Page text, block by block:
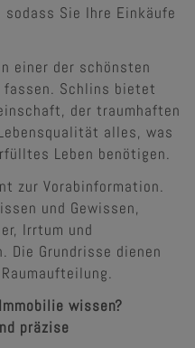
Sie Ihre Einkäufe
einer der schönsten
fassen. Schlins bietet
der traumhaften
alles, was
Leben benötigen.
zur Vorabinformation.
und Gewissen,
Irrtum und
Die Grundrisse dienen
wissen?
präzise